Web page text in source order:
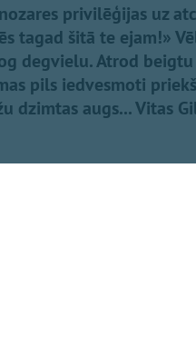
privilēģijas uz
tagad šitā te ejam!»
degvielu. Atrod
pils iedvesmoti
dzimtas augs... Vitas